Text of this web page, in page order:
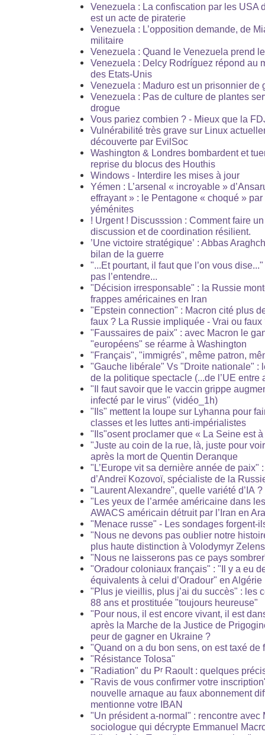
Venezuela : La confiscation par les USA
est un acte de piraterie
Venezuela : L’opposition demande, de
militaire
Venezuela : Quand le Venezuela prend
Venezuela : Delcy Rodríguez répond au
des Etats-Unis
Venezuela : Maduro est un prisonnier de
Venezuela : Pas de culture de plantes
drogue
Vous pariez combien ? - Mieux que la
Vulnérabilité très grave sur Linux
découverte par EvilSoc
Washington & Londres bombardent et
reprise du blocus des Houthis
Windows - Interdire les mises à jour
Yémen : L’arsenal « incroyable »
effrayant » : le Pentagone « choqué »
yéménites
! Urgent ! Discusssion : Comment faire
discussion et de coordination résilient.
’Une victoire stratégique’ : Abbas
bilan de la guerre
"...Et pourtant, il faut que l’on vous
pas l’entendre...
"Décision irresponsable" : la Russie
frappes américaines en Iran
"Epstein connection" : Macron cité plus
faux ? La Russie impliquée - Vrai ou faux
"Faussaires de paix" : avec Macron le
"européens" se réarme à Washington
"Français", "immigrés", même patron,
"Gauche libérale" Vs "Droite nationale" :
de la politique spectacle (...de l’UE entre
"Il faut savoir que le vaccin grippe
infecté par le virus" (vidéo_1h)
"Ils" mettent la loupe sur Lyhanna pour
classes et les luttes anti-impérialistes
"Ils"osent proclamer que « La Seine est
"Juste au coin de la rue, là, juste pour
après la mort de Quentin Deranque
"L’Europe vit sa dernière année de paix"
d’Andreï Kozovoï, spécialiste de la
"Laurent Alexandre", quelle variété d’IA ?
"Les yeux de l’armée américaine dans
AWACS américain détruit par l’Iran en
"Menace russe" - Les sondages forgent-
"Nous ne devons pas oublier notre
plus haute distinction à Volodymyr
"Nous ne laisserons pas ce pays
"Oradour coloniaux français" : "Il y a eu
équivalents à celui d’Oradour" en Algérie
"Plus je vieillis, plus j’ai du succès" : les
88 ans et prostituée "toujours heureuse"
"Pour nous, il est encore vivant, il est
après la Marche de la Justice de
peur de gagner en Ukraine ?
"Quand on a du bon sens, on est taxé de
"Résistance Tolosa"
"Radiation" du Pr Raoult : quelques
"Ravis de vous confirmer votre
nouvelle arnaque au faux abonnement
mentionne votre IBAN
"Un président a-normal" : rencontre avec
sociologue qui décrypte Emmanuel